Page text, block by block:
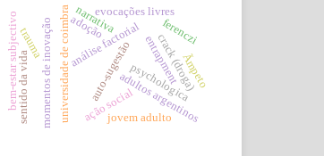
auto-sugestão
universidade de coimbra psychologica
análise factorial
narrativa
momentos de inovação entrapment
evocações livres
crack (droga)
adultos argentinos
ação social
jovem adulto
ferenczi
trauma
sentido da vida
bem-estar subjectivo Ãmpeto
adoção